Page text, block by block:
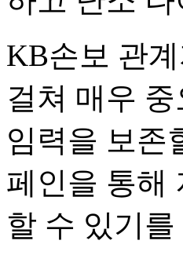
KB손보 관
걸쳐 매우
임력을 보존
페인을 통해
할 수 있기